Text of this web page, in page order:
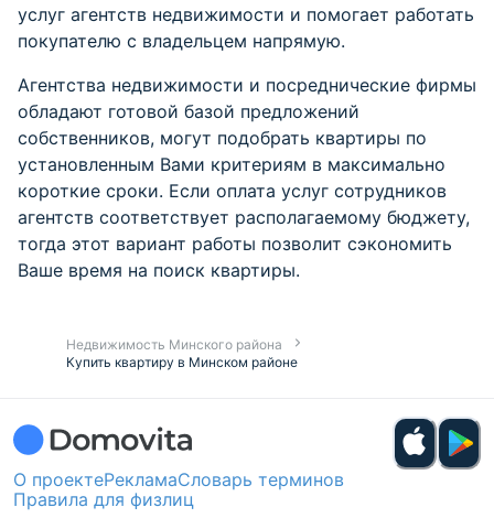
услуг агентств недвижимости и помогает работать
покупателю с владельцем напрямую.
Агентства недвижимости и посреднические фирмы
обладают готовой базой предложений
собственников, могут подобрать квартиры по
установленным Вами критериям в максимально
короткие сроки. Если оплата услуг сотрудников
агентств соответствует располагаемому бюджету,
тогда этот вариант работы позволит сэкономить
Ваше время на поиск квартиры.
Недвижимость Минского района
Купить квартиру в Минском районе
О проектеРекламаСловарь терминов
Правила для физлиц